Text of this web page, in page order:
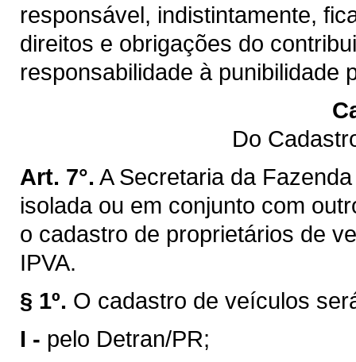
responsável, indistintamente,
direitos e obrigações do
responsabilidade à punibilidade
Do
Art. 7°. A Secretaria da
isolada ou em conjunto com
o cadastro de proprietários de
IPVA.
§ 1º. O cadastro de veículos
I - pelo Detran/PR;